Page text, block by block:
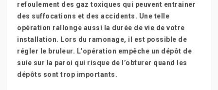
refoulement des gaz toxiques qui peuvent entrainer
des suffocations et des accidents. Une telle
opération rallonge aussi la durée de vie de votre
installation. Lors du ramonage, il est possible de
régler le bruleur. L’opération empêche un dépôt de
suie sur la paroi qui risque de l’obturer quand les
dépôts sont trop importants.